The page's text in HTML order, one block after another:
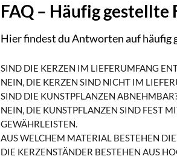
FAQ – Häufig gestellte
Hier findest du Antworten auf häufig
SIND DIE KERZEN IM LIEFERUMFANG
NEIN, DIE KERZEN SIND NICHT IM
SIND DIE KUNSTPFLANZEN
NEIN, DIE KUNSTPFLANZEN SIND FEST
GEWÄHRLEISTEN.
AUS WELCHEM MATERIAL BESTEHEN
DIE KERZENSTÄNDER BESTEHEN AUS